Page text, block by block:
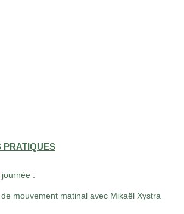
PRATIQUES
:
mouvement matinal avec Mikaël Xystra